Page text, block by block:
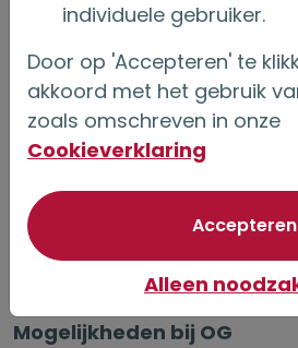
dan ook voor je
testamentaire erfgenamen,
geregeld in je testament?
de wettelijke erfgenamen
een overlijdensuitkering uit de
levensverzekering terecht
die jouw klant wenst.
Mogelijkheden bij OG
individuele gebruiker.
Door op 'Accepteren' te
akkoord met het gebruik
zoals omschreven in onze
Cookieverklaring
Accepteren
Alleen